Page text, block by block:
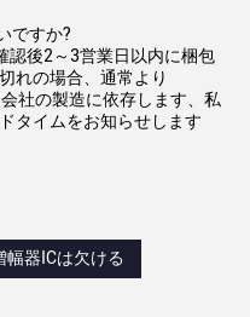
ですか?
認後2～3営業日以内に梱包
れの場合、通常より
社の製造に依存します、私
タイムをお知らせします
幅器ICは欠ける